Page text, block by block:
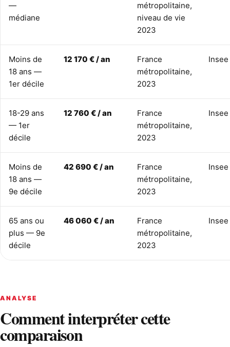
—
médiane
métropolitaine,
niveau de vie
2023
Moins de
18 ans —
1er décile
12 170 € / an
France
métropolitaine,
2023
Insee
18-29 ans
— 1er
décile
12 760 € / an
France
métropolitaine,
2023
Insee
Moins de
18 ans —
9e décile
42 690 € / an
France
métropolitaine,
2023
Insee
65 ans ou
plus — 9e
décile
46 060 € / an
France
métropolitaine,
2023
Insee
ANALYSE
Comment interpréter cette
comparaison